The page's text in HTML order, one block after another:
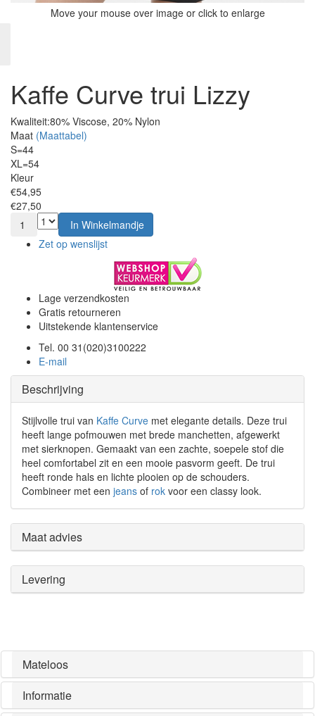
Move your mouse over image or click to enlarge
Kaffe Curve trui Lizzy
Kwaliteit:80% Viscose, 20% Nylon
Maat (Maattabel)
S=44
XL=54
Kleur
€54,95
€27,50
1
In Winkelmandje
Zet op wenslijst
Lage verzendkosten
Gratis retourneren
Uitstekende klantenservice
Tel. 00 31(020)3100222
E-mail
Beschrijving
Stijlvolle trui van Kaffe Curve met elegante details. Deze trui
heeft lange pofmouwen met brede manchetten, afgewerkt
met sierknopen. Gemaakt van een zachte, soepele stof die
heel comfortabel zit en een mooie pasvorm geeft. De trui
heeft ronde hals en lichte plooien op de schouders.
Combineer met een jeans of rok voor een classy look.
Maat advies
Levering
Mateloos
Informatie